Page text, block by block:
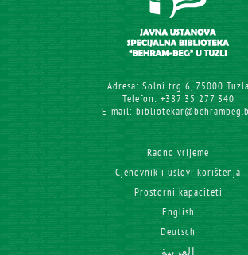
Adresa: Solni trg 6, 75000 Tuzla
Telefon: +387 35 277 340
E-mail:
Radno vrijeme
Cjenovnik i uslovi korištenja
Prostorni kapaciteti
English
Deutsch
العربية